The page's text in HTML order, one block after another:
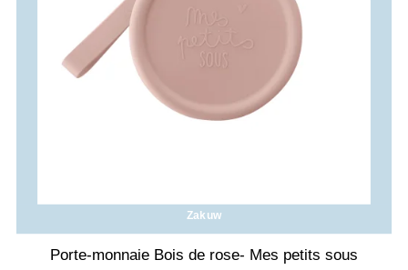
Zakuw
Porte-monnaie Bois de rose- Mes petits sous